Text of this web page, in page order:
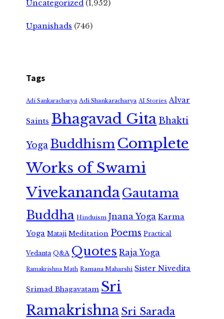
Uncategorized (1,952)
Upanishads (746)
Tags
Adi Sankaracharya Adi Shankaracharya AI Stories Alvar
Saints Bhagavad GitaBhakti
Yoga Buddhism Complete
Works of Swami
VivekanandaGautama
Buddha Hinduism Jnana Yoga Karma
Yoga Mataji Meditation Poems Practical
Vedanta Q&A Quotes Raja Yoga
Ramakrishna Math Ramana Maharshi Sister Nivedita
Srimad Bhagavatam Sri
RamakrishnaSri Sarada